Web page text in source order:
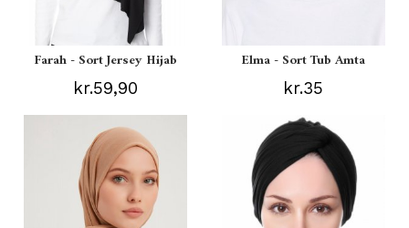
Farah - Sort Jersey Hijab
kr.59,90
Elma - Sort Tub Amta
kr.35